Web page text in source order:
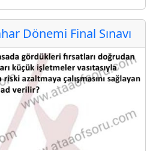
Dönemi Final Sınavı